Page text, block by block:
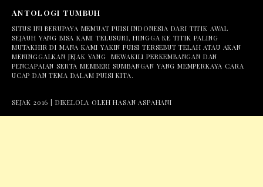
ANTOLOGI TUMBUH
SITUS INI BERUPAYA MEMUAT PUISI INDONESIA DARI TITIK AWAL
SEJAUH YANG BISA KAMI TELUSURI, HINGGA KE TITIK PALING
MUTAKHIR DI MANA KAMI YAKIN PUISI TERSEBUT TELAH ATAU AKAN
MENINGGALKAN JEJAK YANG MEWAKILI PERKEMBANGAN DAN
PENCAPAIAN SERTA MEMBERI SUMBANGAN YANG MEMPERKAYA CARA
UCAP DAN TEMA DALAM PUISI KITA.
SEJAK 2016 | DIKELOLA OLEH HASAN ASPAHANI